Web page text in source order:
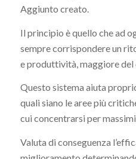
Aggiunto creato.
Il principio è quello che ad
sempre corrispondere un
e produttività, maggiore
Questo sistema aiuta
quali siano le aree più
cui concentrarsi per
Valuta di conseguenza